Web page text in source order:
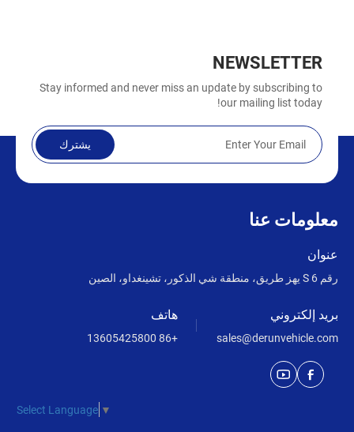
NEWSLETTER
Stay informed and never miss an update by subscribing to
our mailing list today!
يشترك
معلومات عنا
عنوان
رقم 6 S يهز طريق، منطقة شي الذكور، تشينغداو، الصين
هاتف
+86 13605425800
بريد إلكتروني
sales@derunvehicle.com
Select Language ▼